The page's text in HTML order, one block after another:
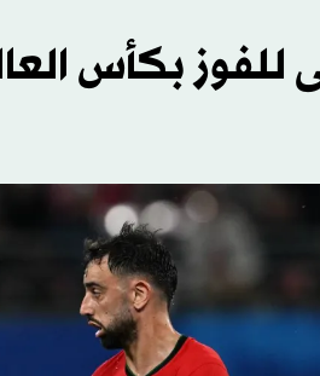
للفوز بكأس